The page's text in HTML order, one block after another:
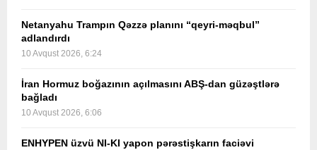
Netanyahu Trampın Qəzzə planını “qeyri-məqbul”
adlandırdı
10 Avqust 2026, 6:24
İran Hormuz boğazının açılmasını ABŞ-dan güzəştlərə
bağladı
10 Avqust 2026, 6:06
ENHYPEN üzvü NI-KI yapon pərəstişkarın faciəvi